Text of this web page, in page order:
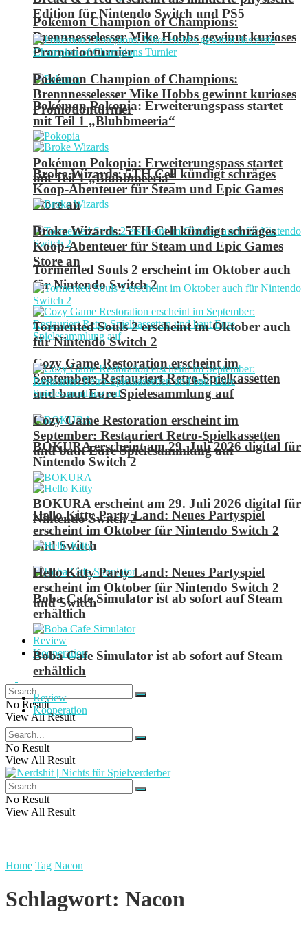
Pokémon Champion of Champions:
Brennnesselesser Mike Hobbs gewinnt kurioses
Promotionturnier
Pokémon Pokopia: Erweiterungspass startet
mit Teil 1 „Blubbmeeria“
Broke Wizards: 5TH Cell kündigt schräges
Koop-Abenteuer für Steam und Epic Games
Store an
Tormented Souls 2 erscheint im Oktober auch
für Nintendo Switch 2
Cozy Game Restoration erscheint im
September: Restauriert Retro-Spielkassetten
und baut Eure Spielesammlung auf
BOKURA erscheint am 29. Juli 2026 digital für
Nintendo Switch 2
Hello Kitty Party Land: Neues Partyspiel
erscheint im Oktober für Nintendo Switch 2
und Switch
Boba Cafe Simulator ist ab sofort auf Steam
erhältlich
Review
Kooperation
No Result
View All Result
Edition für Nintendo Switch und PS5
Pokémon Champion of Champions:
Brennnesselesser Mike Hobbs gewinnt kurioses
Promotionturnier
Pokémon Pokopia: Erweiterungspass startet
mit Teil 1 „Blubbmeeria“
Broke Wizards: 5TH Cell kündigt schräges
Koop-Abenteuer für Steam und Epic Games
Store an
Tormented Souls 2 erscheint im Oktober auch
für Nintendo Switch 2
Cozy Game Restoration erscheint im
September: Restauriert Retro-Spielkassetten
und baut Eure Spielesammlung auf
BOKURA erscheint am 29. Juli 2026 digital für
Nintendo Switch 2
Hello Kitty Party Land: Neues Partyspiel
erscheint im Oktober für Nintendo Switch 2
und Switch
Boba Cafe Simulator ist ab sofort auf Steam
erhältlich
Review
Kooperation
No Result
View All Result
No Result
View All Result
Home Tag Nacon
Schlagwort: Nacon